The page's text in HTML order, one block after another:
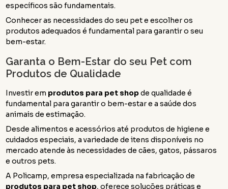
específicos são fundamentais.
Conhecer as necessidades do seu pet e escolher os
produtos adequados é fundamental para garantir o seu
bem-estar.
Garanta o Bem-Estar do seu Pet com
Produtos de Qualidade
Investir em produtos para pet shopde qualidade é
fundamental para garantir o bem-estar e a saúde dos
animais de estimação.
Desde alimentos e acessórios até produtos de higiene e
cuidados especiais, a variedade de itens disponíveis no
mercado atende às necessidades de cães, gatos, pássaros
e outros pets.
A Policamp, empresa especializada na fabricação de
produtos para pet shop, oferece soluções práticas e